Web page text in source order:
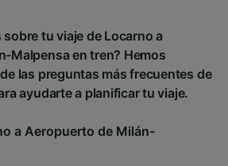
sobre tu viaje de Locarno a
Malpensa en tren? Hemos
las preguntas más frecuentes de
ayudarte a planificar tu viaje.
a Aeropuerto de Milán-